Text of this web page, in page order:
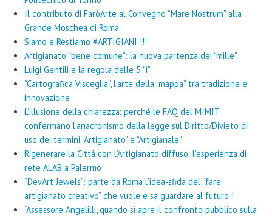
Il contributo di FaròArte al Convegno “Mare Nostrum” alla
Grande Moschea di Roma
Siamo e Restiamo #ARTIGIANI !!!
Artigianato “bene comune”: la nuova partenza dei “mille”
Luigi Gentili e la regola delle 5 “i”
“Cartografica Visceglia”, l’arte della “mappa” tra tradizione e
innovazione
L’illusione della chiarezza: perché le FAQ del MIMIT
confermano l’anacronismo della legge sul Diritto/Divieto di
uso dei termini “Artigianato” e “Artigianale”
Rigenerare la Città con l’Artigianato diffuso: l’esperienza di
rete ALAB a Palermo
“DevArt Jewels”: parte da Roma l’idea-sfida del “fare
artigianato creativo” che vuole e sa guardare al futuro !
“Assessore Angelilli, quando si apre il confronto pubblico sulla